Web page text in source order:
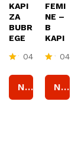
KAPI
ZA
BUBR
EGE
cj
je
04
Naruči
FEMI
NE –
B
KAPI
cj
nj
04
Naruči